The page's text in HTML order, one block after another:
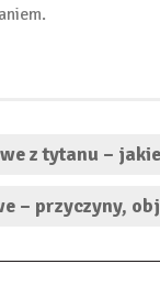
z tytanu –
– przyczyny,